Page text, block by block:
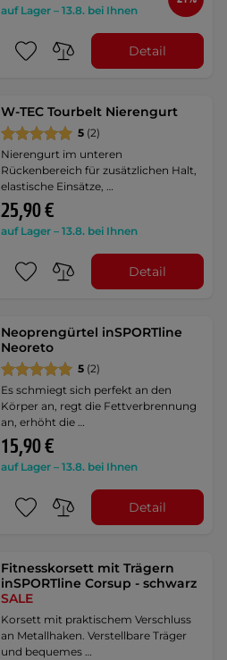
auf Lager – 13.8. bei Ihnen
Detail
W-TEC Tourbelt Nierengurt
5 (2)
Nierengurt im unteren
Rückenbereich für zusätzlichen Halt,
elastische Einsätze, …
25,90 €
auf Lager – 13.8. bei Ihnen
Detail
Neoprengürtel inSPORTline
Neoreto
5 (2)
Es schmiegt sich perfekt an den
Körper an, regt die Fettverbrennung
an, erhöht die …
15,90 €
auf Lager – 13.8. bei Ihnen
Detail
Fitnesskorsett mit Trägern
inSPORTline Corsup - schwarz
SALE
Korsett mit praktischem Verschluss
an Metallhaken. Verstellbare Träger
und bequemes …